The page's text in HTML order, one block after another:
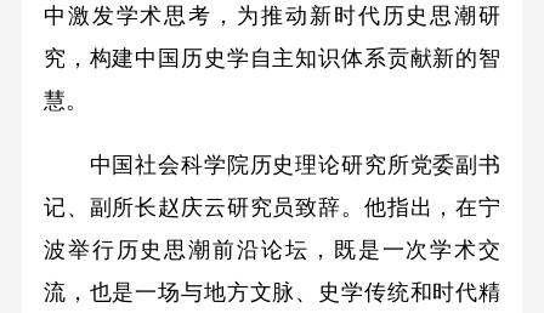
中激发学术思考，为推动新时代历史思潮研
究，构建中国历史学自主知识体系贡献新的智
慧。
中国社会科学院历史理论研究所党委副书
记、副所长赵庆云研究员致辞。他指出，在宁
波举行历史思潮前沿论坛，既是一次学术交
流，也是一场与地方文脉、史学传统和时代精